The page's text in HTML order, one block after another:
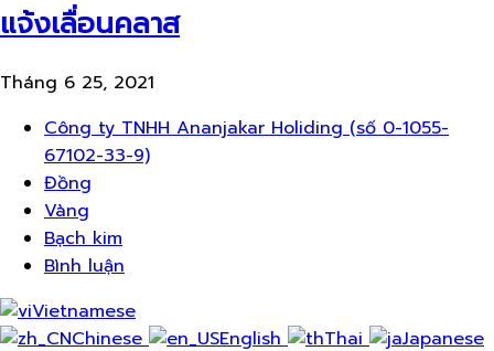
แจ้งเลื่อนคลาส
Tháng 6 25, 2021
Thực Công ty TNHH Ananjakar Holiding (số 0-1055-
67102-33-9)
Đồng
Vàng
Bạch kim
Bình luận
Vietnamese
Chinese
English Thai Japanese